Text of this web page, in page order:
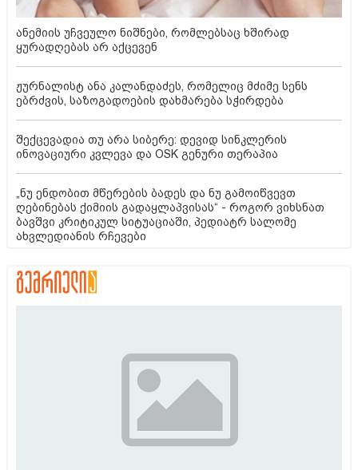
ანემიის უჩვეულო ნიშნები, რომლებსაც ხშირად
ყურადღებას არ აქცევენ
ჟურნალისტ ანა კალანდაძეს, რომელიც მძიმე სენს
ებრძვის, საზოგადოების დახმარება სჭირდება
შექცევადია თუ არა სიბერე: დევიდ სინკლერის
ინოვაციური კვლევა და OSK გენური თერაპია
„ნუ ენდობით მწერების ბადეს და ნუ გამოიწვევთ
ღებინებას ქიმიის გადაყლაპვისას“ - როგორ ვიხსნათ
ბავშვი კრიტიკულ სიტუაციაში, პედიატრ სალომე
ახვლედიანის რჩევები